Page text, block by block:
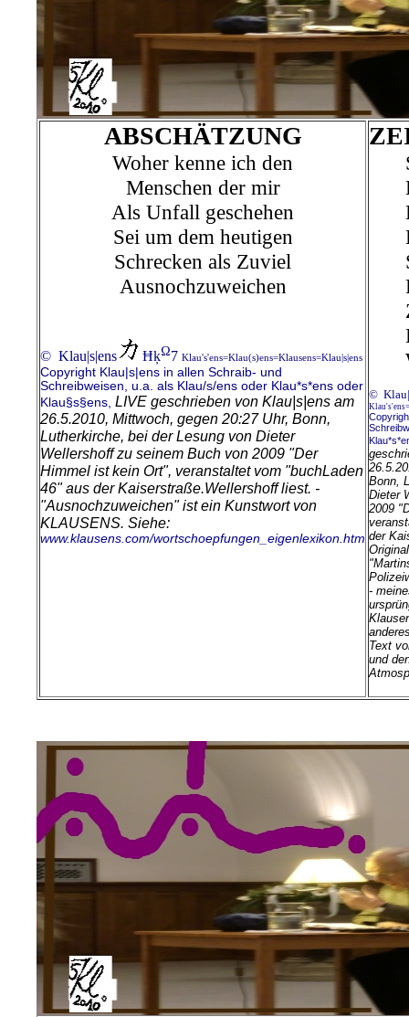
ABSCHÄTZUNG
Woher kenne ich den
Menschen der mir
Als Unfall geschehen
Sei um dem heutigen
Schrecken als Zuviel
Ausnochzuweichen
© Klau|s|ens ĦķΩ7 Klau's'ens=Klau(s)ens=Klausens=Klau|s|ens
Copyright Klau|s|ens in allen Schraib- und
Schreibweisen, u.a. als Klau/s/ens oder Klau*s*ens oder
Klau§s§ens, LIVE geschrieben von Klau|s|ens am
26.5.2010, Mittwoch, gegen 20:27 Uhr, Bonn,
Lutherkirche, bei der Lesung von Dieter
Wellershoff zu seinem Buch von 2009 "Der
Himmel ist kein Ort", veranstaltet vom "buchLaden
46" aus der Kaiserstraße.Wellershoff liest. -
"Ausnochzuweichen" ist ein Kunstwort von
KLAUSENS. Siehe:
www.klausens.com/wortschoepfungen_eigenlexikon.htm
©
Bonn,
Dieter
2009
der
-
Text
und